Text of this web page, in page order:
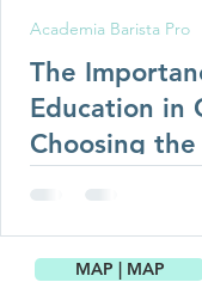
Academia Barista Pro
The
Education in
Choosing
MAP | MAP